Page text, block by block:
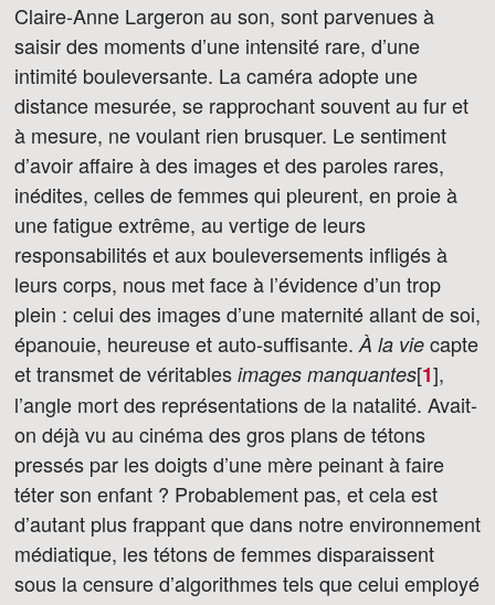
Claire-Anne Largeron au son, sont parvenues à
saisir des moments d’une intensité rare, d’une
intimité bouleversante. La caméra adopte une
distance mesurée, se rapprochant souvent au fur et
à mesure, ne voulant rien brusquer. Le sentiment
d’avoir affaire à des images et des paroles rares,
inédites, celles de femmes qui pleurent, en proie à
une fatigue extrême, au vertige de leurs
responsabilités et aux bouleversements infligés à
leurs corps, nous met face à l’évidence d’un trop
plein : celui des images d’une maternité allant de soi,
épanouie, heureuse et auto-suffisante. À la vie capte
et transmet de véritables images manquantes[1],
l’angle mort des représentations de la natalité. Avait-
on déjà vu au cinéma des gros plans de tétons
pressés par les doigts d’une mère peinant à faire
téter son enfant ? Probablement pas, et cela est
d’autant plus frappant que dans notre environnement
médiatique, les tétons de femmes disparaissent
sous la censure d’algorithmes tels que celui employé